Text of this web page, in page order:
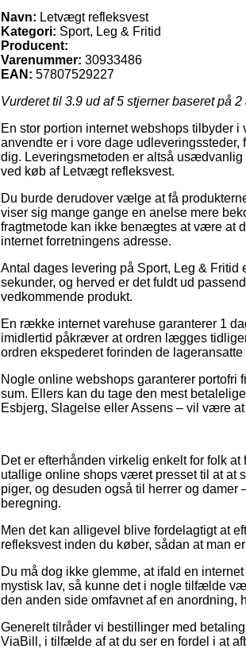
Navn: Letvægt refleksvest
Kategori: Sport, Leg & Fritid
Producent:
Varenummer: 30933486
EAN: 57807529227
Vurderet til 3.9 ud af 5 stjerner baseret på 2
En stor portion internet webshops tilbyder
anvendte er i vore dage
dig. Leveringsmetoden er altså
ved køb af Letvægt refleksvest.
Du burde derudover vælge at få
viser sig mange gange en anelse mere
fragtmetode kan ikke benægtes at være at
internet forretningens adresse.
Antal dages levering på Sport, Leg &
sekunder, og herved er det fuldt ud
vedkommende produkt.
En række internet varehuse garanterer 1
imidlertid påkræver at ordren lægges
ordren ekspederet forinden de lageransatte
Nogle online webshops garanterer portofri
sum. Ellers kan du tage den mest
Esbjerg, Slagelse eller Assens – vil være
Det er efterhånden virkelig enkelt for folk
utallige online shops været presset til at at
piger, og desuden også til herrer og
beregning.
Men det kan alligevel blive fordelagtigt at
refleksvest inden du køber, sådan at man
Du må dog ikke glemme, at ifald en
mystisk lav, så kunne det i nogle tilfælde
den anden side omfavnet af en anordning,
Generelt tilråder vi bestillinger med
ViaBill, i tilfælde af at du ser en fordel i at